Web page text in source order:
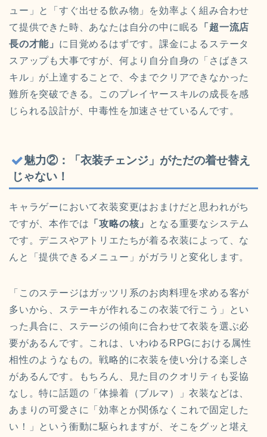
ュー」と「すぐ出せる飲み物」を効率よく組み合わせ
て提供できた時、あなたは自分の中に眠る
「超一流店
長の才能」 に目覚めるはずです。課金によるステータ
スアップも大事ですが、何より自分自身の「さばきス
キル」が上達することで、今までクリアできなかった
難所を突破できる。このプレイヤースキルの成長を感
じられる設計が、中毒性を加速させているんです。
魅力②：「衣装チェンジ」がただの着せ替え
じゃない！
キャラゲーにおいて衣装変更はおまけだと思われがち
ですが、本作では 「攻略の核」
となる重要なシステム
です。デニスやアトリエたちが着る衣装によって、な
んと「提供できるメニュー」がガラリと変化します。
「このステージはガッツリ系のお肉料理を求める客が
多いから、ステーキが作れるこの衣装で行こう」とい
った具合に、ステージの傾向に合わせて衣装を選ぶ必
要があるんです。これは、いわゆるRPGにおける属性
相性のようなもの。戦略的に衣装を使い分ける楽しさ
があるんです。もちろん、見た目のクオリティも妥協
なし。特に話題の「体操着（ブルマ）」衣装などは、
あまりの可愛さに「効率とか関係なくこれで固定した
い！」という衝動に駆られますが、そこをグッと堪え